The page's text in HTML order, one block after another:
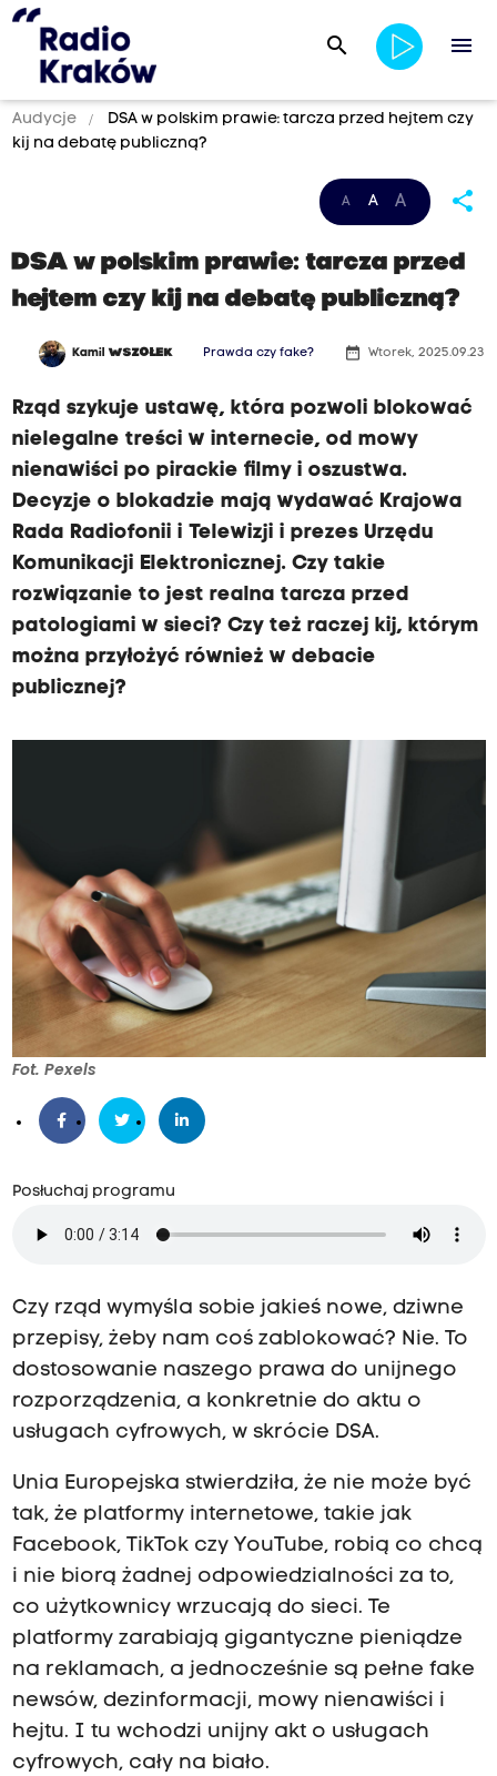
search menu
Audycje
DSA w polskim prawie: tarcza przed hejtem czy
kij na debatę publiczną?
A A A share
DSA w polskim prawie: tarcza przed
hejtem czy kij na debatę publiczną?
KamilWSZOŁEK Prawda czy fake? date_range Wtorek, 2025.09.23
Rząd szykuje ustawę, która pozwoli blokować
nielegalne treści w internecie, od mowy
nienawiści po pirackie filmy i oszustwa.
Decyzje o blokadzie mają wydawać Krajowa
Rada Radiofonii i Telewizji i prezes Urzędu
Komunikacji Elektronicznej. Czy takie
rozwiązanie to jest realna tarcza przed
patologiami w sieci? Czy też raczej kij, którym
można przyłożyć również w debacie
publicznej?
Fot. Pexels
Posłuchaj programu
Czy rząd wymyśla sobie jakieś nowe, dziwne
przepisy, żeby nam coś zablokować? Nie. To
dostosowanie naszego prawa do unijnego
rozporządzenia, a konkretnie do aktu o
usługach cyfrowych, w skrócie DSA.
Unia Europejska stwierdziła, że nie może być
tak, że platformy internetowe, takie jak
Facebook, TikTok czy YouTube, robią co chcą
i nie biorą żadnej odpowiedzialności za to,
co użytkownicy wrzucają do sieci. Te
platformy zarabiają gigantyczne pieniądze
na reklamach, a jednocześnie są pełne fake
newsów, dezinformacji, mowy nienawiści i
hejtu. I tu wchodzi unijny akt o usługach
cyfrowych, cały na biało.